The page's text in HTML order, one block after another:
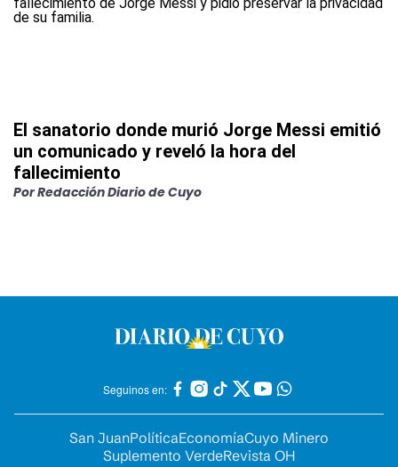
El sanatorio donde murió Jorge Messi emitió
un comunicado y reveló la hora del
fallecimiento
PorRedacción Diario de Cuyo
Seguinos en:
San JuanPolíticaEconomíaCuyo Minero
Suplemento VerdeRevista OH